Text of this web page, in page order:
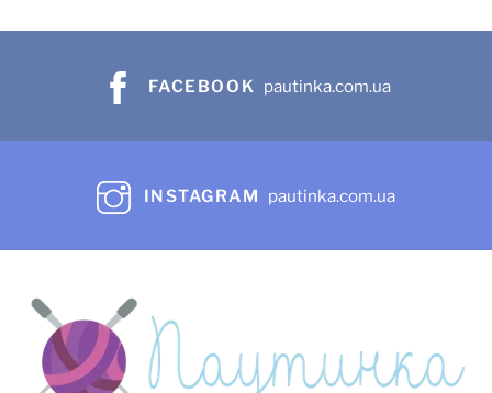
FACEBOOK pautinka.com.ua
INSTAGRAM pautinka.com.ua